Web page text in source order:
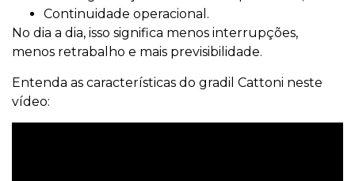
Continuidade operacional.
No dia a dia, isso significa menos interrupções,
menos retrabalho e mais previsibilidade.
Entenda as características do gradil Cattoni neste
vídeo: